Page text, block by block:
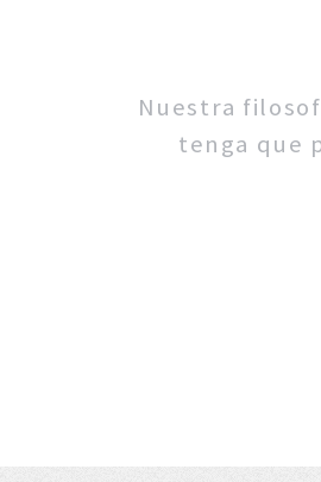
Nuestra
tenga que